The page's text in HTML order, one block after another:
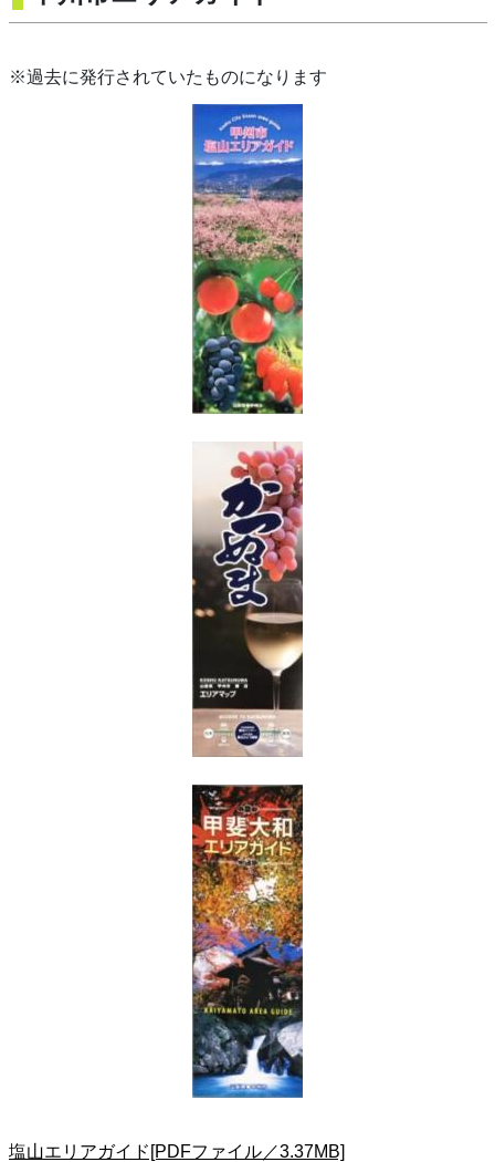
※過去に発行されていたものになります
塩山エリアガイド[PDFファイル／3.37MB]